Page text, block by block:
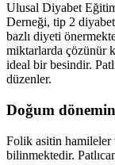
Ulusal Diyabet
Derneği, tip 2
bazlı diyeti
miktarlarda çözünür
ideal bir besindir.
düzenler.
Doğum
Folik asitin hamileler
bilinmektedir.